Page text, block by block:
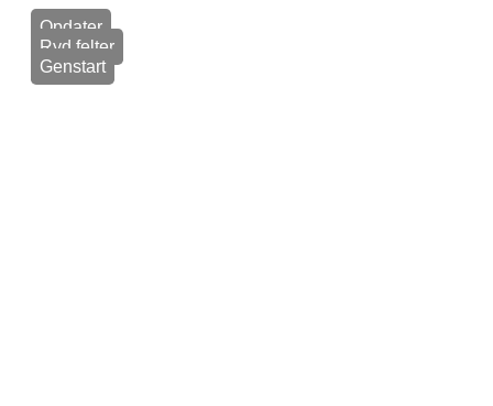
Opdater
Ryd felter
Genstart